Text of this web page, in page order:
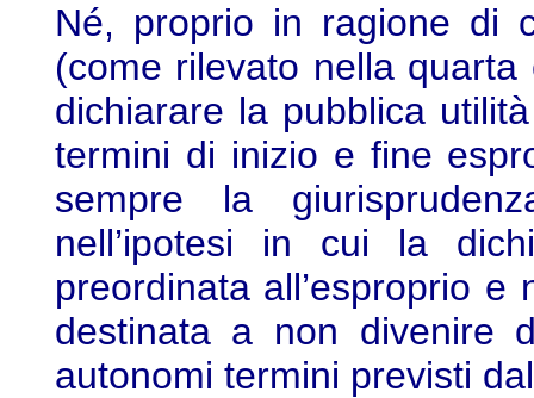
Né, proprio in ragione di
(come rilevato nella
dichiarare la pubblica
termini di inizio e fine
sempre la
nell’ipotesi in cui la
preordinata all’esproprio
destinata a non divenire
autonomi termini previsti